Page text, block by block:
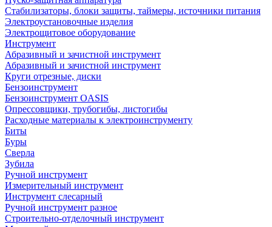
Стабилизаторы, блоки защиты, таймеры, источники питания
Электроустановочные изделия
Электрощитовое оборудование
Инструмент
Абразивный и зачистной инструмент
Абразивный и зачистной инструмент
Круги отрезные, диски
Бензоинструмент
Бензоинструмент OASIS
Опрессовщики, трубогибы, листогибы
Расходные материалы к электроинструменту
Биты
Буры
Сверла
Зубила
Ручной инструмент
Измерительный инструмент
Инструмент слесарный
Ручной инструмент разное
Строительно-отделочный инструмент